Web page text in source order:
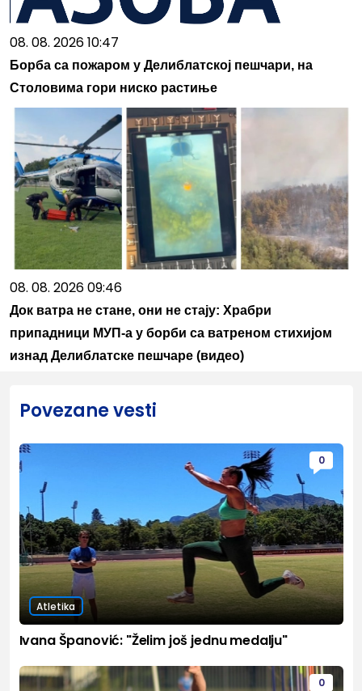
08. 08. 2026 10:47
Борба са пожаром у Делиблатској пешчари, на
Столовима гори ниско растиње
08. 08. 2026 09:46
Док ватра не стане, они не стају: Храбри
припадници МУП-а у борби са ватреном стихијом
изнад Делиблатске пешчаре (видео)
Povezane vesti
0
Atletika
Ivana Španović: "Želim još jednu medalju"
0